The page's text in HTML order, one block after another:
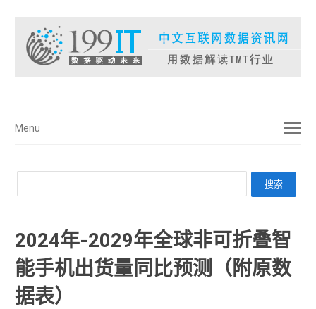
菜单
Menu
2024年-2029年全球非可折叠智
能手机出货量同比预测（附原数
据表） ​​​